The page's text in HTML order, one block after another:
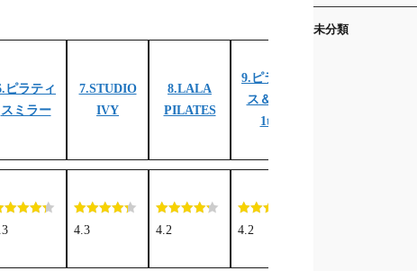
ピラティ
スミラー
7.STUDIO
IVY
8.LALA
PILATES
9.ピラティ
ス＆ジム
1to1
4.3 4.2 4.2
未分類